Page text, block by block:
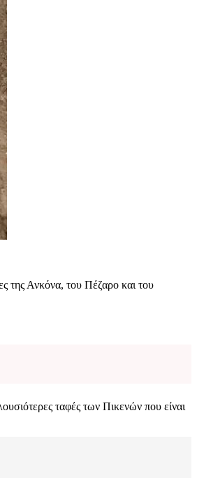
της Ανκόνα, του Πέζαρο και του
ταφές των Πικενών που είναι